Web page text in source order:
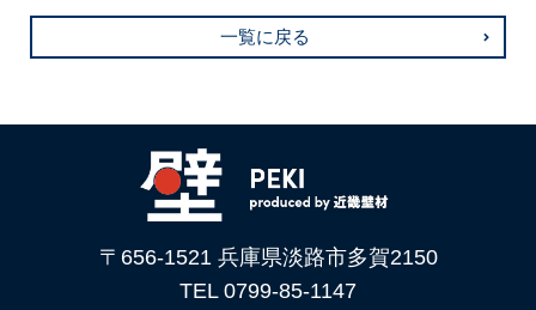
一覧に戻る
〒656-1521 兵庫県淡路市多賀2150
TEL 0799-85-1147